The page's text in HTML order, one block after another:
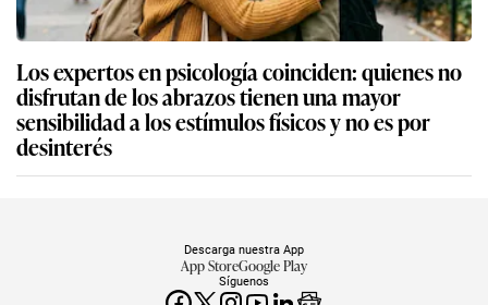
Los expertos en psicología coinciden: quienes no
disfrutan de los abrazos tienen una mayor
sensibilidad a los estímulos físicos y no es por
desinterés
Síguenos
Descarga nuestra App
App StoreGoogle Play